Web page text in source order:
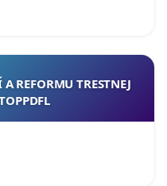
REFORMU TRESTNEJ